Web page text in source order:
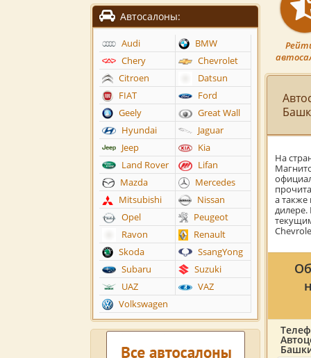
На
а также
дилере.
Автосалоны:
Audi
BMW
Chery
Chevrolet
Citroen
Datsun
FIAT
Ford
Geely
Great Wall
Hyundai
Jaguar
Jeep
Kia
Land Rover
Lifan
Mazda
Mercedes
Mitsubishi
Nissan
Opel
Peugeot
Ravon
Renault
Skoda
SsangYong
Subaru
Suzuki
UAZ
VAZ
Volkswagen